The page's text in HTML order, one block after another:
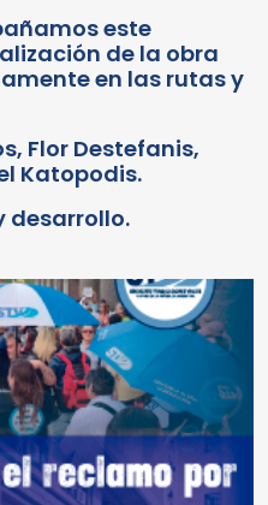
este
de la obra
en las rutas y
Flor Destefanis,
Katopodis.
desarrollo.